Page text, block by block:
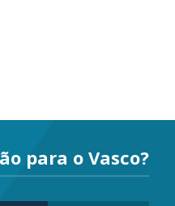
para o Vasco?